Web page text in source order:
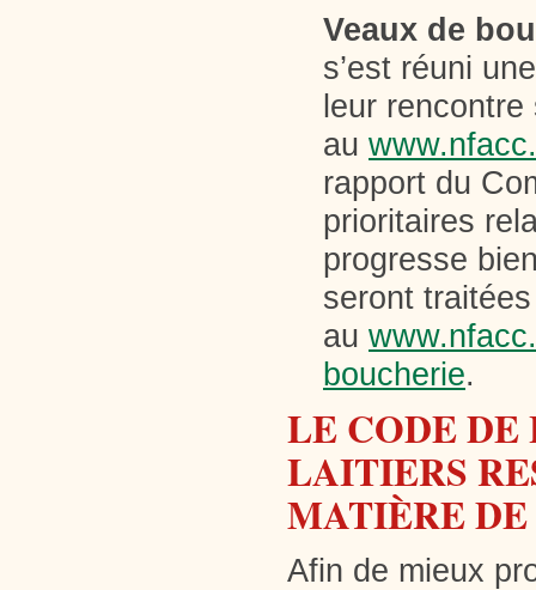
Veaux de
s’est réuni
leur
au
rapport du
prioritaires
progresse
seront
au
boucherie.
LE CODE DE
LAITIERS
MATIÈRE
Afin de mieux